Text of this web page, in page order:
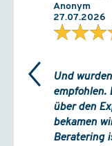
Anonym
27.07.2026
Und
empfohlen.
über den
bekamen
Beratering